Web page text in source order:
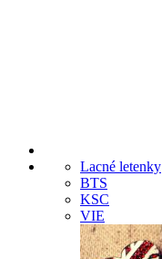
Lacné letenky
BTS
KSC
VIE